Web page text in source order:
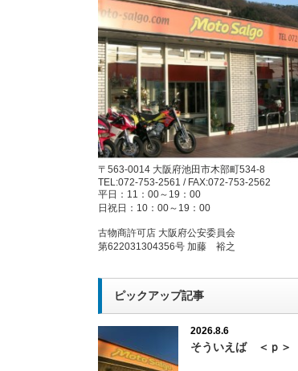
〒563-0014 大阪府池田市木部町534-8
TEL:072-753-2561 / FAX:072-753-2562
平日：11：00～19：00
日祝日：10：00～19：00
古物商許可店 大阪府公安委員会
第622031304356号 加藤 裕之
ピックアップ記事
2026.8.6
そういえば ＜ｐ＞